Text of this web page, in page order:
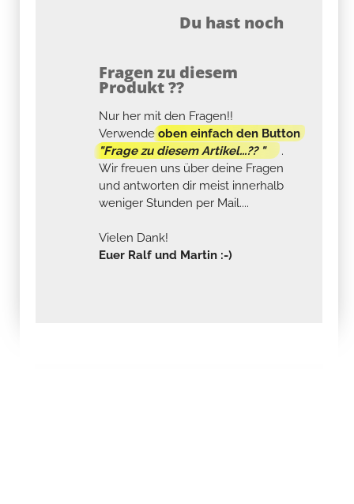
Du hast noch
Fragen zu diesem
Produkt ??
Nur her mit den Fragen!!
Verwendeoben einfach den Button
"Frage zu diesem Artikel...?? "
.
Wir freuen uns über deine Fragen
und antworten dir meist innerhalb
weniger Stunden per Mail....
Vielen Dank!
Euer Ralf und Martin :-)